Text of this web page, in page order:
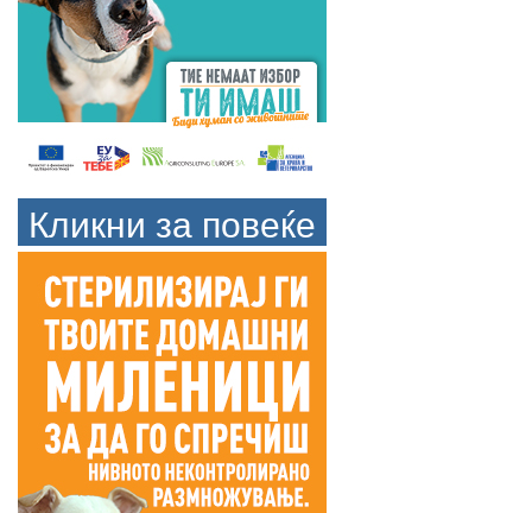
Кликни за повеќе